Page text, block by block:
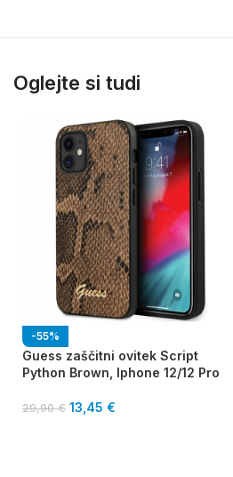
Oglejte si tudi
-55%
Guess zaščitni ovitek Script
Python Brown, Iphone 12/12 Pro
29,90€ 13,45 €